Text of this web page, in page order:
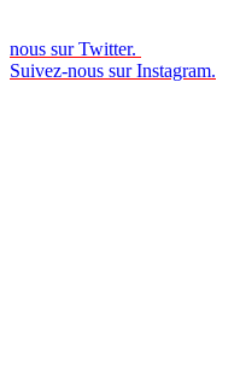
nous sur Twitter.
Suivez-nous sur Instagram.